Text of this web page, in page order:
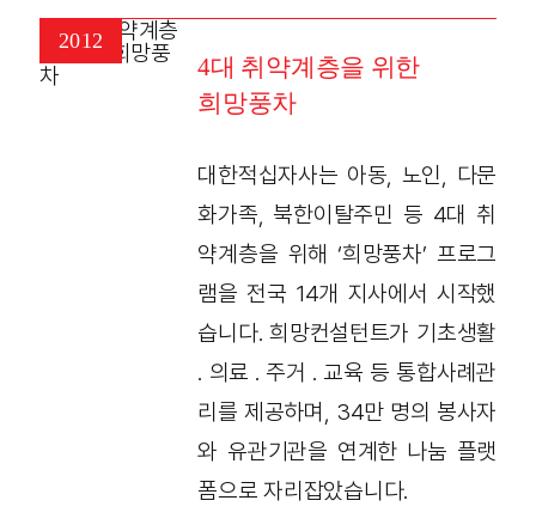
2012
4대 취약계층을 위한
희망풍차
대한적십자사는 아동, 노인, 다문
화가족, 북한이탈주민 등 4대 취
약계층을 위해 ‘희망풍차’ 프로그
램을 전국 14개 지사에서 시작했
습니다. 희망컨설턴트가 기초생활
․ 의료 ․ 주거 ․ 교육 등 통합사례관
리를 제공하며, 34만 명의 봉사자
와 유관기관을 연계한 나눔 플랫
폼으로 자리잡았습니다.